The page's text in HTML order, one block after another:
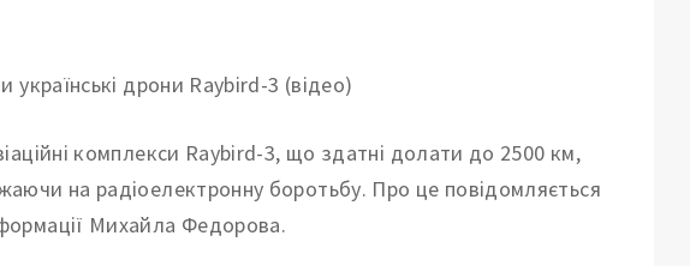
комплекси Raybird-3, що здатні долати до 2500 км,
на радіоелектронну боротьбу. Про це повідомляється
Михайла Федорова.